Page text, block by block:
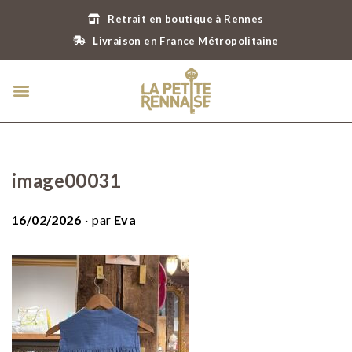
Retrait en boutique à Rennes
Livraison en France Métropolitaine
image00031
P
b
é
16/02/2026 par Eva